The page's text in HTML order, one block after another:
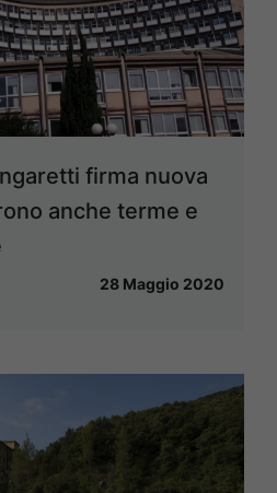
firma nuova
anche terme e
28 Maggio 2020